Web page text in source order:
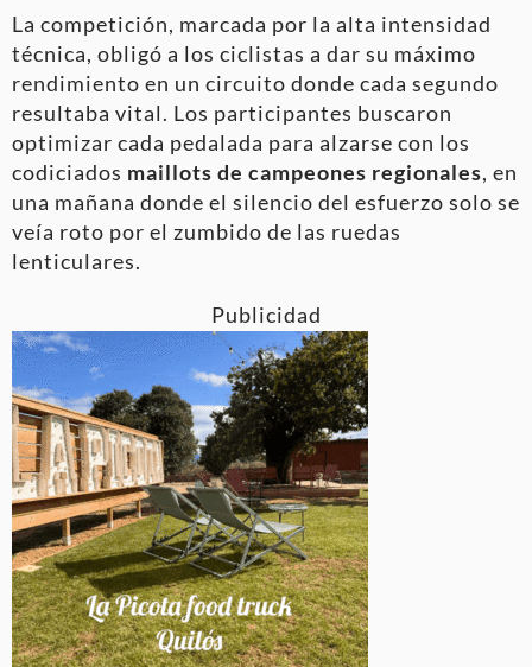
La competición, marcada por la alta intensidad
técnica, obligó a los ciclistas a dar su máximo
rendimiento en un circuito donde cada segundo
resultaba vital. Los participantes buscaron
optimizar cada pedalada para alzarse con los
codiciados maillots de campeones regionales, en
una mañana donde el silencio del esfuerzo solo se
veía roto por el zumbido de las ruedas
lenticulares.
Publicidad